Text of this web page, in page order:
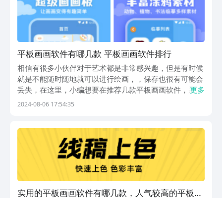
平板画画软件有哪几款 平板画画软件排行
相信有很多小伙伴对于艺术都是非常感兴趣，但是有时候
就是不能随时随地就可以进行绘画，，保存也很有可能会
丢失，在这里，小编想要在推荐几款平板画画软件，那平
板画画软件有哪些呢，下面内容希望能够帮助到各位小伙
就...
更多
2024-08-06 17:54:35
实用的平板画画软件有哪几款，人气较高的平板画